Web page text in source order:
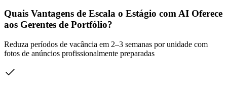
Quais Vantagens de Escala o Estágio com AI Oferece
aos Gerentes de Portfólio?
Reduza períodos de vacância em 2–3 semanas por unidade com
fotos de anúncios profissionalmente preparadas